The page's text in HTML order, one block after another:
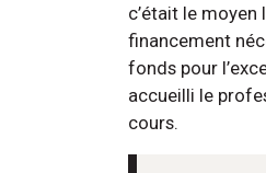
c’était le
financement
fonds pour
accueilli le
cours.